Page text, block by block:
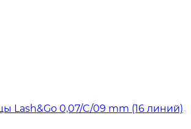
Lash&Go 0,07/C/09 mm (16 линий)